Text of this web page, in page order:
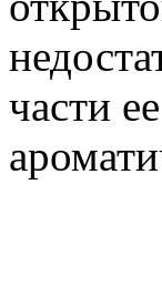
части